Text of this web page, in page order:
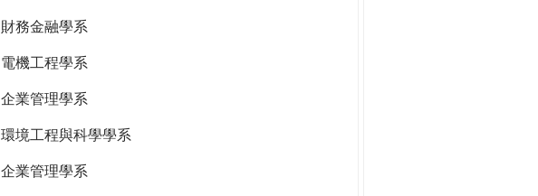
財務金融學系
電機工程學系
企業管理學系
環境工程與科學學系
企業管理學系